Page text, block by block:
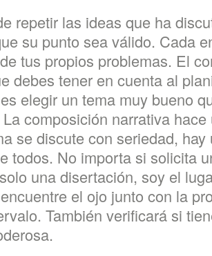
repetir las ideas que ha
su punto sea válido. Cada
tus propios problemas. El
debes tener en cuenta al
elegir un tema muy bueno
composición narrativa
se discute con seriedad,
todos. No importa si solicita
una disertación, soy el
el ojo junto con la
También verificará si